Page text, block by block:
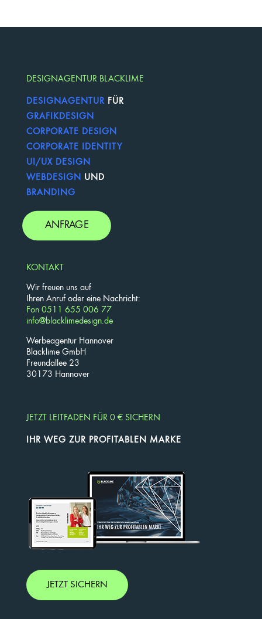
DESIGNAGENTUR BLACKLIME
DESIGNAGENTUR FÜR
GRAFIKDESIGN
CORPORATE DESIGN
CORPORATE IDENTITY
UI/UX DESIGN
WEBDESIGN UND
BRANDING
ANFRAGE
KONTAKT
Wir freuen uns auf
Ihren Anruf oder eine Nachricht:
Fon 0511 655 006 77
info@blacklimedesign.de
Werbeagentur Hannover
Blacklime GmbH
Freundallee 23
30173 Hannover
JETZT LEITFADEN FÜR 0 € SICHERN
IHR WEG ZUR PROFITABLEN MARKE
JETZT SICHERN